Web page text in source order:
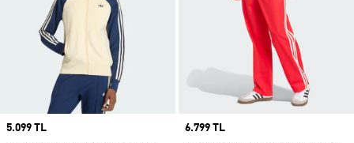
Price
5.099 TL
Price
6.799 TL